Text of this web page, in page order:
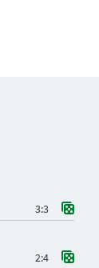
3:3
2:4